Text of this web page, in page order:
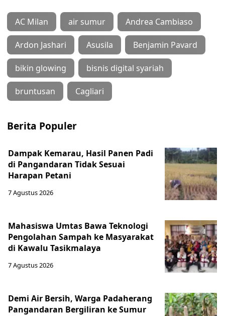
AC Milan air sumur Andrea Cambiaso
Ardon Jashari Asusila Benjamin Pavard
bikin glowing bisnis digital syariah
bruntusan Cagliari
Berita Populer
Dampak Kemarau, Hasil Panen Padi
di Pangandaran Tidak Sesuai
Harapan Petani
7 Agustus 2026
Mahasiswa Umtas Bawa Teknologi
Pengolahan Sampah ke Masyarakat
di Kawalu Tasikmalaya
7 Agustus 2026
Demi Air Bersih, Warga Padaherang
Pangandaran Bergiliran ke Sumur